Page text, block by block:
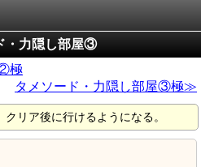
・力隠し部屋③
極
タメソード・力隠し部屋③極≫
クリア後に行けるようになる。